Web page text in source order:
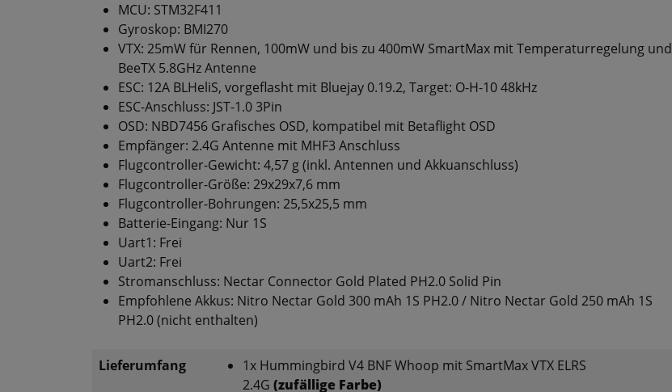
MCU: STM32F411
Gyroskop: BMI270
VTX: 25mW für Rennen, 100mW und bis zu 400mW SmartMax mit Temperaturregelung und
BeeTX 5.8GHz Antenne
ESC: 12A BLHeliS, vorgeflasht mit Bluejay 0.19.2, Target: O-H-10 48kHz
ESC-Anschluss: JST-1.0 3Pin
OSD: NBD7456 Grafisches OSD, kompatibel mit Betaflight OSD
Empfänger: 2.4G Antenne mit MHF3 Anschluss
Flugcontroller-Gewicht: 4,57 g (inkl. Antennen und Akkuanschluss)
Flugcontroller-Größe: 29x29x7,6 mm
Flugcontroller-Bohrungen: 25,5x25,5 mm
Batterie-Eingang: Nur 1S
Uart1: Frei
Uart2: Frei
Stromanschluss: Nectar Connector Gold Plated PH2.0 Solid Pin
Empfohlene Akkus: Nitro Nectar Gold 300 mAh 1S PH2.0 / Nitro Nectar Gold 250 mAh 1S
PH2.0 (nicht enthalten)
Lieferumfang
1x Hummingbird V4 BNF Whoop mit SmartMax VTX ELRS
2.4G (zufällige Farbe)